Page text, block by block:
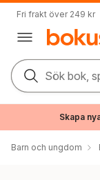
Fri frakt över 249 kr
Sök bok,
Skapa
Barn och ungdom